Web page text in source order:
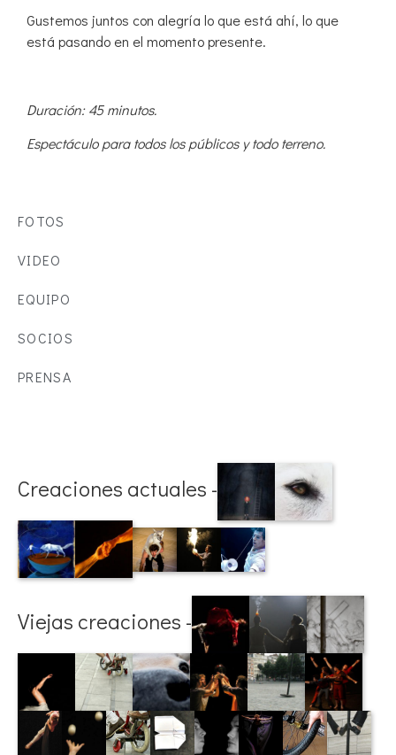
Gustemos juntos con alegría lo que está ahí, lo que
está pasando en el momento presente.
Duración: 45 minutos.
Espectáculo para todos los públicos y todo terreno.
FOTOS
VIDEO
EQUIPO
SOCIOS
PRENSA
Creaciones actuales -
Viejas creaciones -